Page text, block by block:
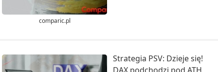
comparic.pl
Strategia PSV: Dzieje się!
DAX podchodzi pod ATH,